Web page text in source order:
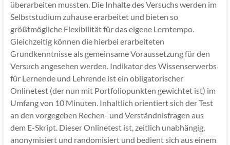
überarbeiten mussten. Die Inhalte des Versuchs werden im
Selbststudium zuhause erarbeitet und bieten so
größtmögliche Flexibilität für das eigene Lerntempo.
Gleichzeitig können die hierbei erarbeiteten
Grundkenntnisse als gemeinsame Voraussetzung für den
Versuch angesehen werden. Indikator des Wissenserwerbs
für Lernende und Lehrende ist ein obligatorischer
Onlinetest (der nun mit Portfoliopunkten gewichtet ist) im
Umfang von 10 Minuten. Inhaltlich orientiert sich der Test
an den vorgegeben Rechen- und Verständnisfragen aus
dem E-Skript. Dieser Onlinetest ist, zeitlich unabhängig,
anonymisiert und randomisiert und bedient sich aus einem